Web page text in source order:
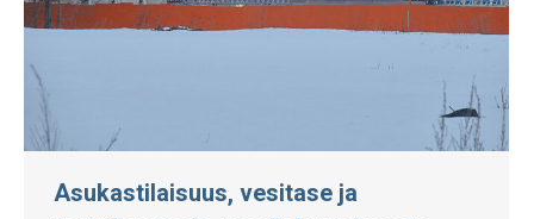
Asukastilaisuus, vesitase ja